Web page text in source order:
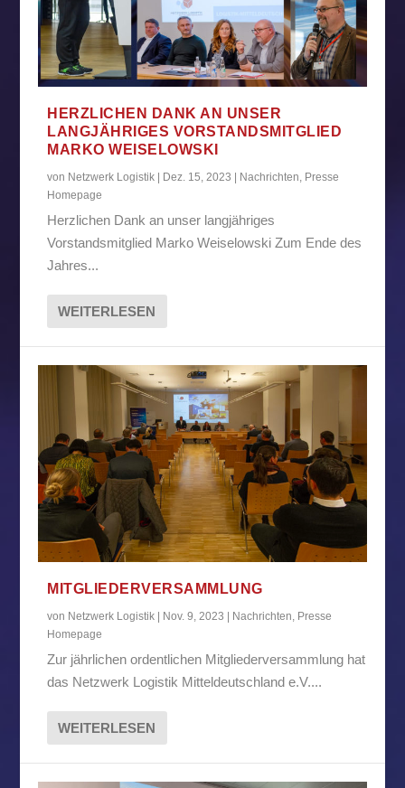
HERZLICHEN DANK AN UNSER
LANGJÄHRIGES VORSTANDSMITGLIED
MARKO WEISELOWSKI
von Netzwerk Logistik Dez. 15, 2023 Nachrichten, Presse
Homepage
Herzlichen Dank an unser langjähriges
Vorstandsmitglied Marko Weiselowski Zum Ende des
Jahres...
WEITERLESEN
MITGLIEDERVERSAMMLUNG
von Netzwerk Logistik | Nov. 9, 2023 | Nachrichten Presse
Homepage
Zur jährlichen ordentlichen Mitgliederversammlung hat
das Netzwerk Logistik Mitteldeutschland e.V....
WEITERLESEN